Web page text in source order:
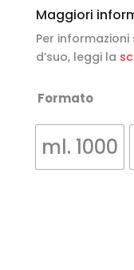
Maggiori
Per
d’suo, leggi la
Formato
ml. 1000